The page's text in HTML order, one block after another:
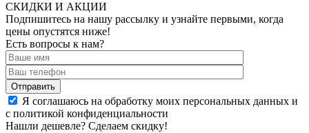
СКИДКИ И АКЦИИ
Подпишитесь на нашу рассылку и узнайте первыми, когда
цены опустятся ниже!
Есть вопросы к нам?
Отправить
Я соглашаюсь на обработку моих персональных данных и
с политикой конфиденциальности
Нашли дешевле? Сделаем скидку!